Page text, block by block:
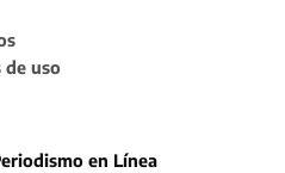
de uso
en Línea